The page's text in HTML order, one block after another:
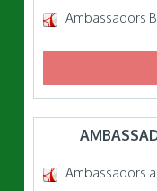
Ambassadors
Ambassadors